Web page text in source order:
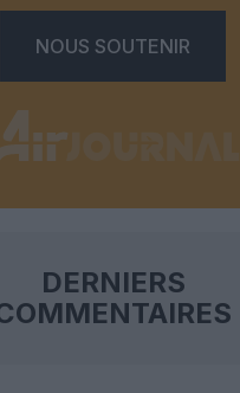
NOUS SOUTENIR
DERNIERS